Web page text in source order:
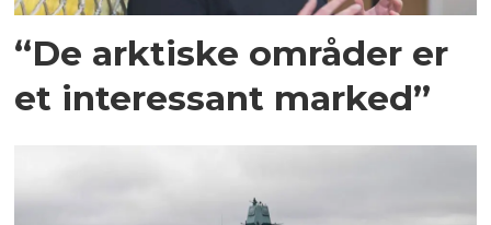
“De arktiske områder er
et interessant marked”